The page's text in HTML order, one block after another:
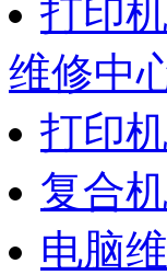
打印
维修中
打印
复合
电脑